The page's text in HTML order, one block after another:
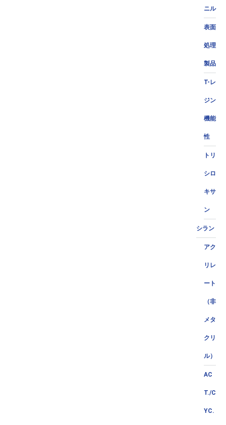
ニル
表面
処理
製品
T-レ
ジン
機能
性
トリ
シロ
キサ
ン
シラン
アク
リレ
ート
（非
メタ
クリ
ル）
AC
T./C
YC.